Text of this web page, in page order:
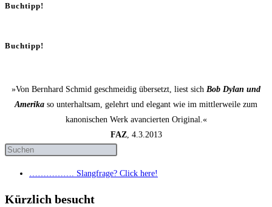
Buchtipp!
Buchtipp!
»Von Bernhard Schmid geschmeidig übersetzt, liest sich Bob Dylan und
Amerika so unterhaltsam, gelehrt und elegant wie im mittlerweile zum
kanonischen Werk avancierten Original.«
FAZ, 4.3.2013
……………. Slang­fra­ge? Click here!
Kürzlich besucht